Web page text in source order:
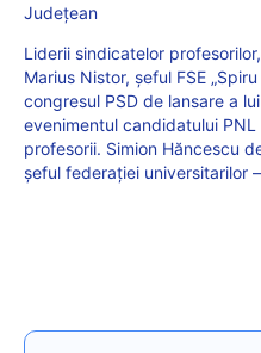
Județean
Liderii sindicatelor
Marius Nistor, șeful FSE
congresul PSD de lansare a
evenimentul candidatului
profesorii. Simion Hăncescu
șeful federației universitarilor